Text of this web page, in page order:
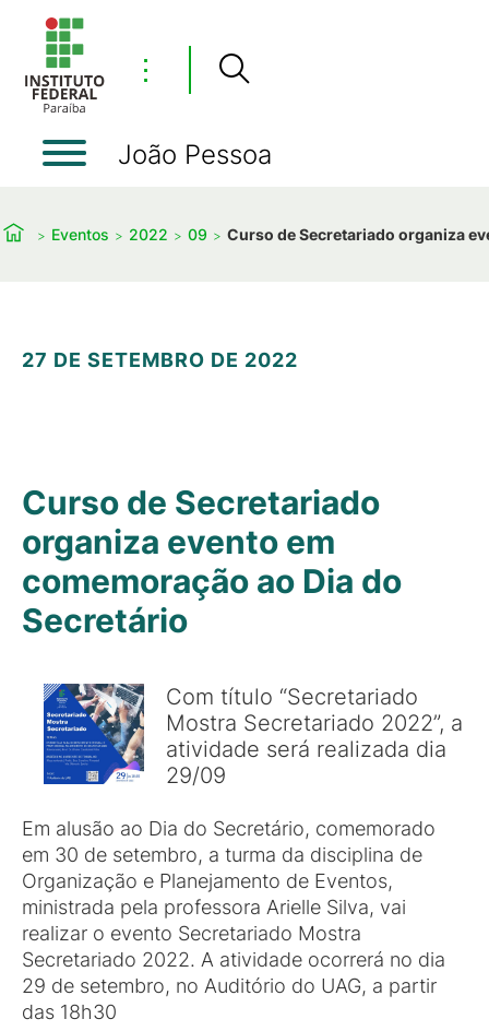
⋮
João Pessoa
Eventos 2022 09 Curso de Secretariado organiza
27 DE SETEMBRO DE 2022
Curso de Secretariado
organiza evento em
comemoração ao Dia do
Secretário
Com título “Secretariado
Mostra Secretariado 2022”, a
atividade será realizada dia
29/09
Em alusão ao Dia do Secretário, comemorado
em 30 de setembro, a turma da disciplina de
Organização e Planejamento de Eventos,
ministrada pela professora Arielle Silva, vai
realizar o evento Secretariado Mostra
Secretariado 2022. A atividade ocorrerá no dia
29 de setembro, no Auditório do UAG, a partir
das 18h30